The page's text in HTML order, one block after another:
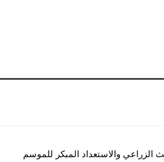
الزراعي والاستعداد المبكر للموسم